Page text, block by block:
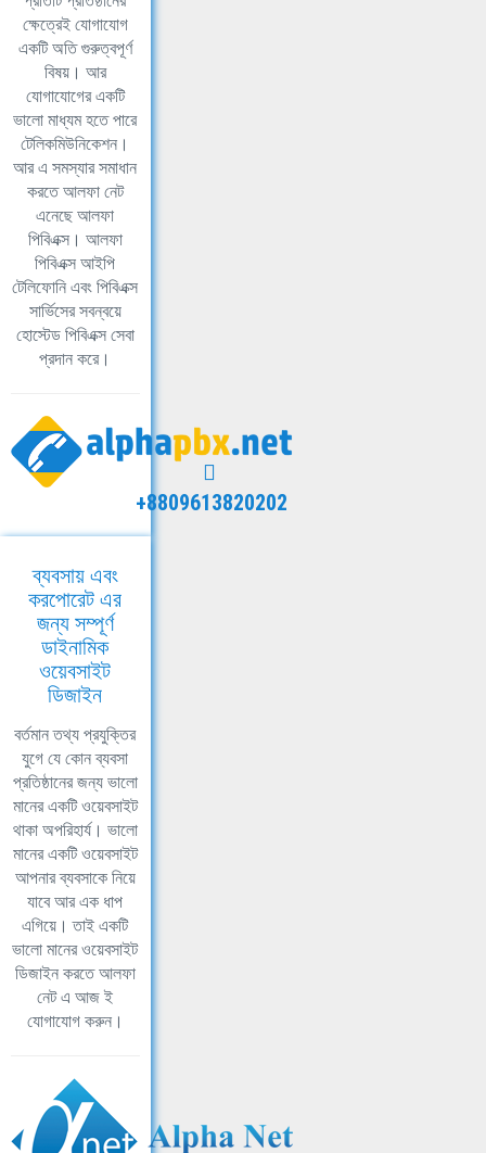
ক্ষেত্রেই যোগাযোগ
একটি অতি গুরুত্বপূর্ণ
বিষয়। আর
যোগাযোগের একটি
ভালো মাধ্যম হতে পারে
টেলিকমিউনিকেশন।
আর এ সমস্যার সমাধান
করতে আলফা নেট
এনেছে আলফা
পিবিএক্স। আলফা
পিবিএক্স আইপি
টেলিফোনি এবং পিবিএক্স
সার্ভিসের সবন্বয়ে
হোস্টেড পিবিএক্স সেবা
প্রদান করে।
+8809613820202
ব্যবসায় এবং
করপোরেট এর
জন্য সম্পূর্ণ
ডাইনামিক
ওয়েবসাইট
ডিজাইন
বর্তমান তথ্য প্রযুক্তির
যুগে যে কোন ব্যবসা
প্রতিষ্ঠানের জন্য ভালো
মানের একটি ওয়েবসাইট
থাকা অপরিহার্য। ভালো
মানের একটি ওয়েবসাইট
আপনার ব্যবসাকে নিয়ে
যাবে আর এক ধাপ
এগিয়ে। তাই একটি
ভালো মানের ওয়েবসাইট
ডিজাইন করতে আলফা
নেট এ আজ ই
যোগাযোগ করুন।